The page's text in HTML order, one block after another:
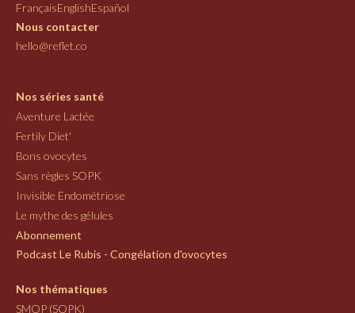
FrançaisEnglishEspañol
Nous contacter
hello@reflet.co
Nos séries santé
Aventure Lactée
Fertily Diet'
Bons ovocytes
Sans règles SOPK
Invisible Endométriose
Le mythe des gélules
Abonnement
Podcast Le Rubis - Congélation d'ovocytes
Nos thématiques
SMOP (SOPK)